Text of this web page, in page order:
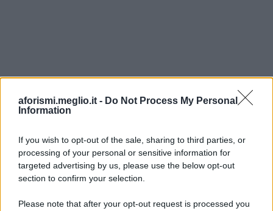
aforismi.meglio.it - Do Not Process My Personal
Information
If you wish to opt-out of the sale, sharing to third parties, or
processing of your personal or sensitive information for
targeted advertising by us, please use the below opt-out
section to confirm your selection.
Please note that after your opt-out request is processed you
Ricevi LE FRASI PIÙ BELLE via e-mail
E-mail